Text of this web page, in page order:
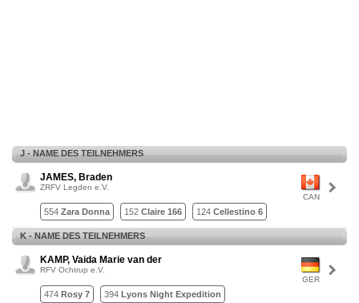
J - NAME DES TEILNEHMERS
CAN
JAMES, Braden
ZRFV Legden e.V.
554 Zara Donna 152 Claire 166 124 Cellestino 6
K - NAME DES TEILNEHMERS
GER
KAMP, Vaida Marie van der
RFV Ochtrup e.V.
474 Rosy 7 394 Lyons Night Expedition